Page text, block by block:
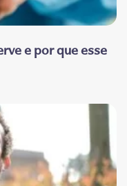
e por que esse